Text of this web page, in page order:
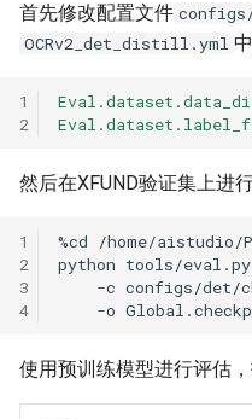
首先修改配置文件 configs/
OCRv2_det_distill.yml
1
2
Eval.dataset.data_dir
然后在XFUND验证集上进
1
2
3
4
%cd
python tools/eval.py
-c configs/det/
-o
使用预训练模型进行评估